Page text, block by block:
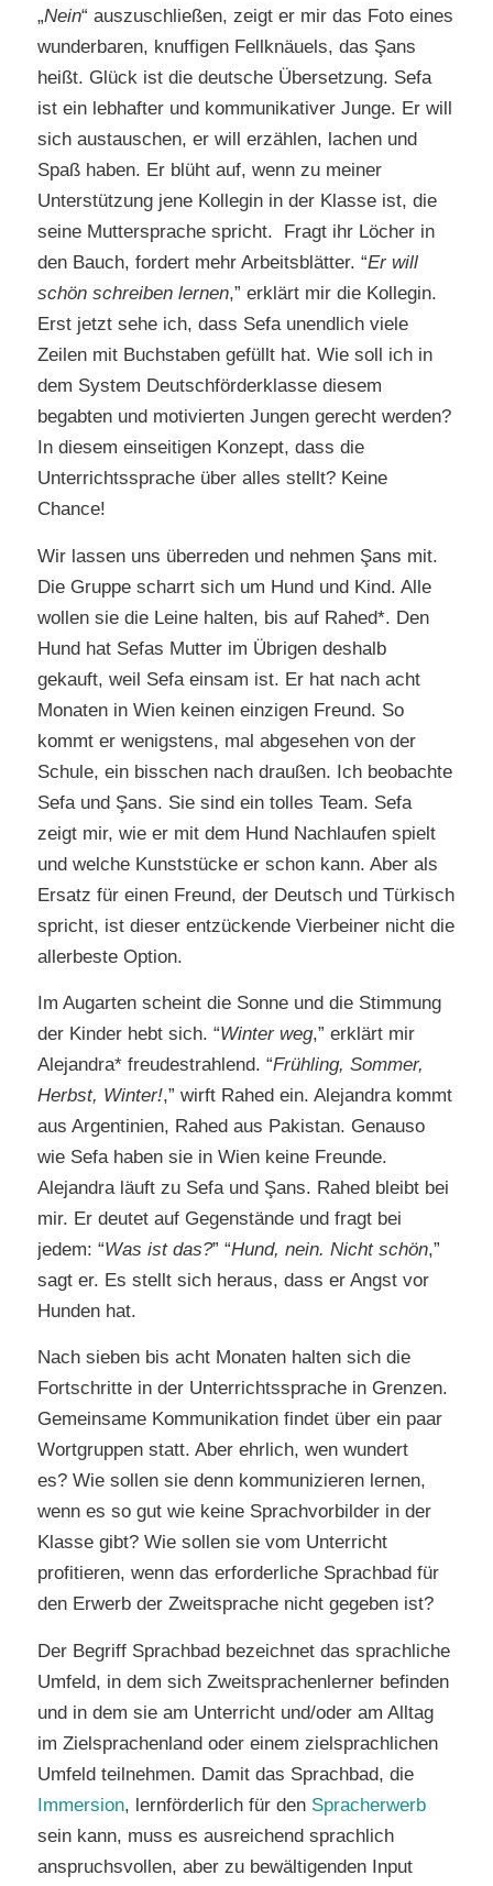
„Nein“ auszuschließen, zeigt er mir das Foto eines
wunderbaren, knuffigen Fellknäuels, das Şans
heißt. Glück ist die deutsche Übersetzung. Sefa
ist ein lebhafter und kommunikativer Junge. Er will
sich austauschen, er will erzählen, lachen und
Spaß haben. Er blüht auf, wenn zu meiner
Unterstützung jene Kollegin in der Klasse ist, die
seine Muttersprache spricht. Fragt ihr Löcher in
den Bauch, fordert mehr Arbeitsblätter. “Er will
schön schreiben lernen,” erklärt mir die Kollegin.
Erst jetzt sehe ich, dass Sefa unendlich viele
Zeilen mit Buchstaben gefüllt hat. Wie soll ich in
dem System Deutschförderklasse diesem
begabten und motivierten Jungen gerecht werden?
In diesem einseitigen Konzept, dass die
Unterrichtssprache über alles stellt? Keine
Chance!
Wir lassen uns überreden und nehmen Şans mit.
Die Gruppe scharrt sich um Hund und Kind. Alle
wollen sie die Leine halten, bis auf Rahed*. Den
Hund hat Sefas Mutter im Übrigen deshalb
gekauft, weil Sefa einsam ist. Er hat nach acht
Monaten in Wien keinen einzigen Freund. So
kommt er wenigstens, mal abgesehen von der
Schule, ein bisschen nach draußen. Ich beobachte
Sefa und Şans. Sie sind ein tolles Team. Sefa
zeigt mir, wie er mit dem Hund Nachlaufen spielt
und welche Kunststücke er schon kann. Aber als
Ersatz für einen Freund, der Deutsch und Türkisch
spricht, ist dieser entzückende Vierbeiner nicht die
allerbeste Option.
Im Augarten scheint die Sonne und die Stimmung
der Kinder hebt sich. “Winter weg,” erklärt mir
Alejandra* freudestrahlend. “Frühling, Sommer,
Herbst, Winter!,” wirft Rahed ein. Alejandra kommt
aus Argentinien, Rahed aus Pakistan. Genauso
wie Sefa haben sie in Wien keine Freunde.
Alejandra läuft zu Sefa und Şans. Rahed bleibt bei
mir. Er deutet auf Gegenstände und fragt bei
jedem: “Was ist das?” “Hund, nein. Nicht schön,”
sagt er. Es stellt sich heraus, dass er Angst vor
Hunden hat.
Nach sieben bis acht Monaten halten sich die
Fortschritte in der Unterrichtssprache in Grenzen.
Gemeinsame Kommunikation findet über ein paar
Wortgruppen statt. Aber ehrlich, wen wundert
es? Wie sollen sie denn kommunizieren lernen,
wenn es so gut wie keine Sprachvorbilder in der
Klasse gibt? Wie sollen sie vom Unterricht
profitieren, wenn das erforderliche Sprachbad für
den Erwerb der Zweitsprache nicht gegeben ist?
Der Begriff Sprach­bad bezeich­net das sprach­li­che
Umfeld, in dem sich Zweit­spra­chen­ler­ner befin­den
und in dem sie am Unter­richt und/oder am All­tag
im Ziel­spra­chen­land oder einem ziel­sprach­li­chen
Umfeld teil­neh­men. Damit das Sprachbad, die
Immersion, lernförderlich für den Spracherwerb
sein kann, muss es ausreichend sprachlich
anspruchsvollen, aber zu bewältigenden Input